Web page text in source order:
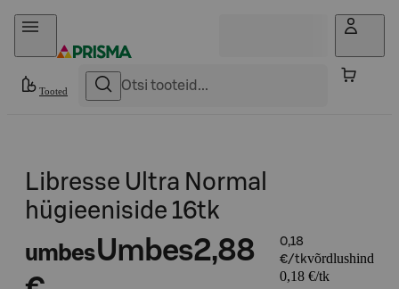
Otse sisu juurde
Tooted
Libresse Ultra Normal
hügieeniside 16tk
umbesUmbes2,88
0,18
€/tkvõrdlushind
0,18 €/tk